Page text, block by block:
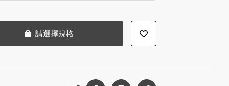
請選擇規格